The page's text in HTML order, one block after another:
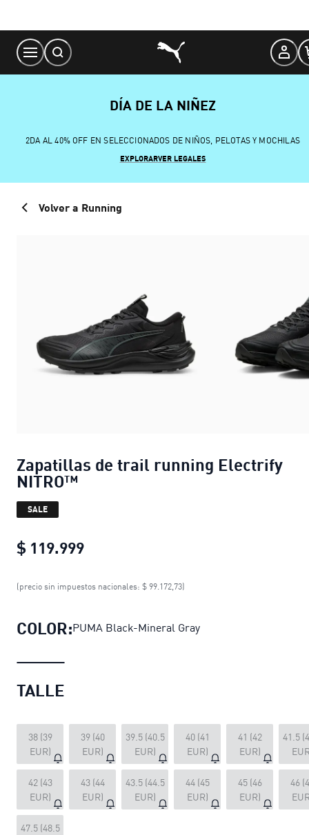
Content
DÍA DE LA NIÑEZ
2DA AL 40% OFF EN SELECCIONADOS DE NIÑOS, PELOTAS Y MOCHILAS
EXPLORARVER LEGALES
Volver a Running
Zapatillas de trail running Electrify
NITRO™
SALE
$ 119.999
Zapatillas de trail running Electrify
(precio sin impuestos nacionales: $ 99.172,73)
COLOR:PUMA Black-Mineral Gray
TALLE
38 (39
EUR)
39 (40
EUR)
39.5 (40.5
EUR)
40 (41
EUR)
41 (42
EUR)
41.5
42 (43
EUR)
43 (44
EUR)
43.5 (44.5
EUR)
44 (45
EUR)
45 (46
EUR)
46
47.5 (48.5